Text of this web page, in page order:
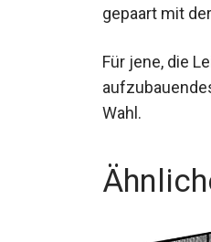
gepaart mit
Für jene, die
Wahl.